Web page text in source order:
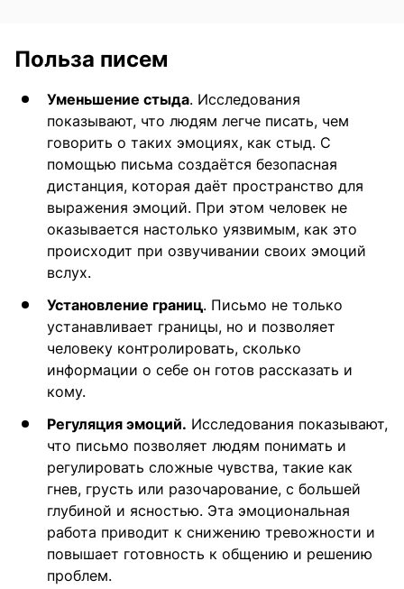
Польза писем
Уменьшение стыда. Исследования
показывают, что людям легче писать, чем
говорить о таких эмоциях, как стыд. С
помощью письма создаётся безопасная
дистанция, которая даёт пространство для
выражения эмоций. При этом человек не
оказывается настолько уязвимым, как это
происходит при озвучивании своих эмоций
вслух.
Установление границ. Письмо не только
устанавливает границы, но и позволяет
человеку контролировать, сколько
информации о себе он готов рассказать и
кому.
Регуляция эмоций. Исследования показывают,
что письмо позволяет людям понимать и
регулировать сложные чувства, такие как
гнев, грусть или разочарование, с большей
глубиной и ясностью. Эта эмоциональная
работа приводит к снижению тревожности и
повышает готовность к общению и решению
проблем.